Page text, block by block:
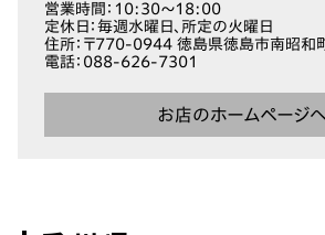
営業時間 ：10:30～18:00
定休日 ：毎週水曜日、所定の火曜日
住所：〒770-0944 徳島県徳島市南昭和
電話：088-626-7301
お店のホームページへ